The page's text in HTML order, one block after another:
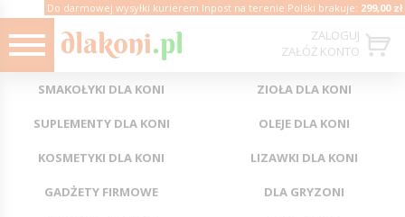
ZALOGUJ
ZAŁÓŻ KONTO
Do darmowej wysyłki kurierem Inpost na terenie Polski brakuje: 299,00 zł
SMAKOŁYKI DLA KONI ZIOŁA DLA KONI
SUPLEMENTY DLA KONI OLEJE DLA KONI
KOSMETYKI DLA KONI LIZAWKI DLA KONI
GADŻETY FIRMOWE DLA GRYZONI